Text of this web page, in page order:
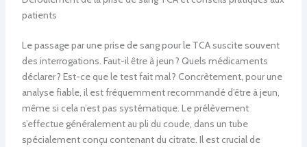
patients
Le passage par une prise de sang pour le TCA suscite souvent
des interrogations. Faut-il être à jeun ? Quels médicaments
déclarer ? Est-ce que le test fait mal ? Concrètement, pour une
analyse fiable, il est fréquemment recommandé d’être à jeun,
même si cela n’est pas systématique. Le prélèvement
s’effectue généralement au pli du coude, dans un tube
spécialement conçu contenant du citrate. Il est crucial de